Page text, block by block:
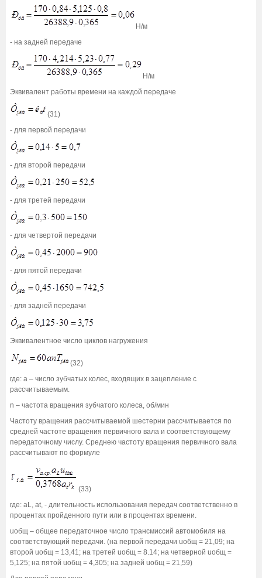
Н/м
- на задней передаче
Н/м
Эквивалент работы времени на каждой передаче
(31)
- для первой передачи
- для второй передачи
- для третей передачи
- для четвертой передачи
- для пятой передачи
- для задней передачи
Эквивалентное число циклов нагружения
(32)
где: a – число зубчатых колес, входящих в зацепление с
рассчитываемым.
n – частота вращения зубчатого колеса, об/мин
Частоту вращения рассчитываемой шестерни рассчитывается по
средней частоте вращения первичного вала и соответствующему
передаточному числу. Среднею частоту вращения первичного вала
рассчитывают по формуле
(33)
где: аL, аt, - длительность использования передач соответственно в
процентах пройденного пути или в процентах времени.
uобщ – общее передаточное число трансмиссий автомобиля на
соответствующий передачи. (на первой передачи uобщ = 21,09; на
второй uобщ = 13,41; на третей uобщ = 8.14; на четверной uобщ =
5,125; на пятой uобщ = 4,305; на задней uобщ = 21,59)